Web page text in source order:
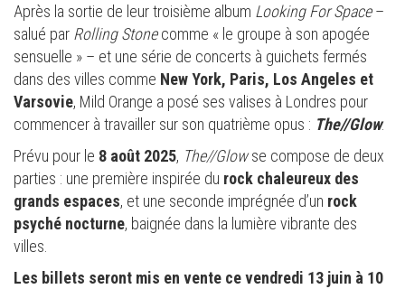
Après la sortie de leur troisième album Looking For Space–
salué par Rolling Stonecomme « le groupe à son apogée
sensuelle » – et une série de concerts à guichets fermés
dans des villes comme New York, Paris, Los Angeles et
Varsovie, Mild Orange a posé ses valises à Londres pour
commencer à travailler sur son quatrième opus : The//Glow.
Prévu pour le 8 août 2025, The//Glowse compose de deux
parties : une première inspirée du rock chaleureux des
grands espaces, et une seconde imprégnée d’un rock
psyché nocturne, baignée dans la lumière vibrante des
villes.
Les billets seront mis en vente ce vendredi 13 juin à 10